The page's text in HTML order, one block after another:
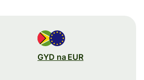
GYD na EUR